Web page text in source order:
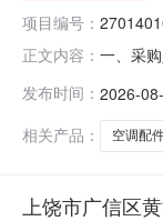
项目编号：
正文内容： 一、采
发布时间： 2026-
相关产品：
空调配
上饶市广信区